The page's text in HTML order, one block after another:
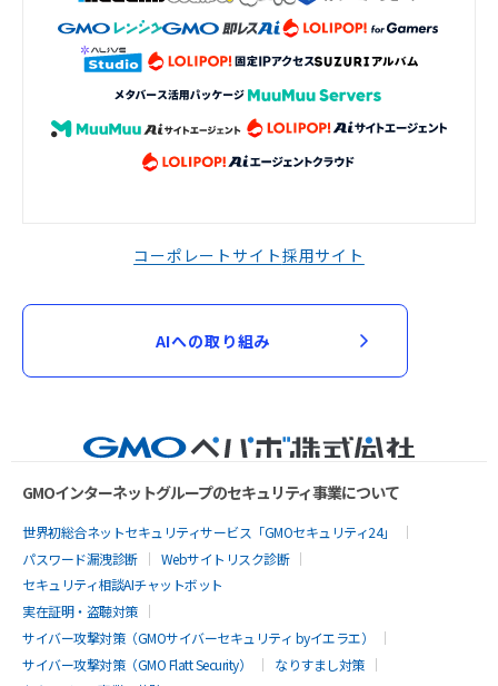
コーポレートサイト採用サイト
AIへの取り組み
GMOインターネットグループのセキュリティ事業について
世界初総合ネットセキュリティサービス「GMOセキュリティ24」
パスワード漏洩診断
Webサイトリスク診断
セキュリティ相談AIチャットボット
実在証明・盗聴対策
サイバー攻撃対策（GMOサイバーセキュリティ byイエラエ）
サイバー攻撃対策（GMO Flatt Security）
なりすまし対策